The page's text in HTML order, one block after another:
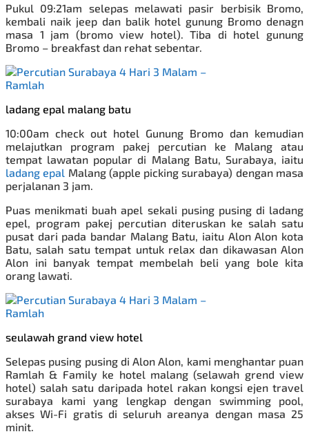
Pukul 09:21am selepas melawati pasir berbisik Bromo,
kembali naik jeep dan balik hotel gunung Bromo denagn
masa 1 jam (bromo view hotel). Tiba di hotel gunung
Bromo – breakfast dan rehat sebentar.
ladang epal malang batu
10:00am check out hotel Gunung Bromo dan kemudian
melajutkan program
pakej percutian ke Malang
atau
tempat lawatan popular di Malang Batu, Surabaya, iaitu
ladang epal Malang (apple picking surabaya) dengan masa
perjalanan 3 jam.
Puas menikmati buah apel sekali pusing pusing di ladang
epel, program pakej percutian diteruskan ke salah satu
pusat dari pada bandar Malang Batu, iaitu Alon Alon kota
Batu, salah satu tempat untuk relax dan dikawasan Alon
Alon ini banyak tempat membelah beli yang bole kita
orang lawati.
seulawah grand view hotel
Selepas pusing pusing di Alon Alon, kami menghantar puan
Ramlah & Family ke hotel malang (selawah grend view
hotel) salah satu daripada hotel rakan kongsi ejen travel
surabaya kami yang lengkap dengan swimming pool,
akses Wi-Fi gratis di seluruh areanya dengan masa 25
minit.